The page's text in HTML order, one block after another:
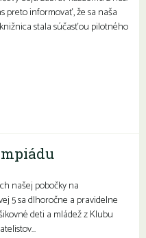
preto informovať, že sa naša
stala súčasťou pilotného
našej pobočky na
5 sa dlhoročne a pravidelne
deti a mládež z Klubu